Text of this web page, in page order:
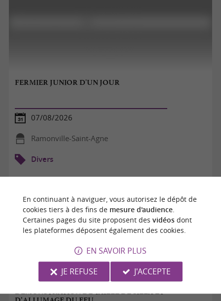
FERMIER JUNIOR D'UN JOUR
07/08/2026
Ramonville-Saint-Agne
Divers
DÉMONSTRATION DE TAILLE DE SILEX ET
En continuant à naviguer, vous autorisez le dépôt de
cookies tiers à des fins de mesure d'audience.
Certaines pages du site proposent des vidéosdont
les plateformes déposent également des cookies.
EN SAVOIR PLUS
JE REFUSE
J'ACCEPTE